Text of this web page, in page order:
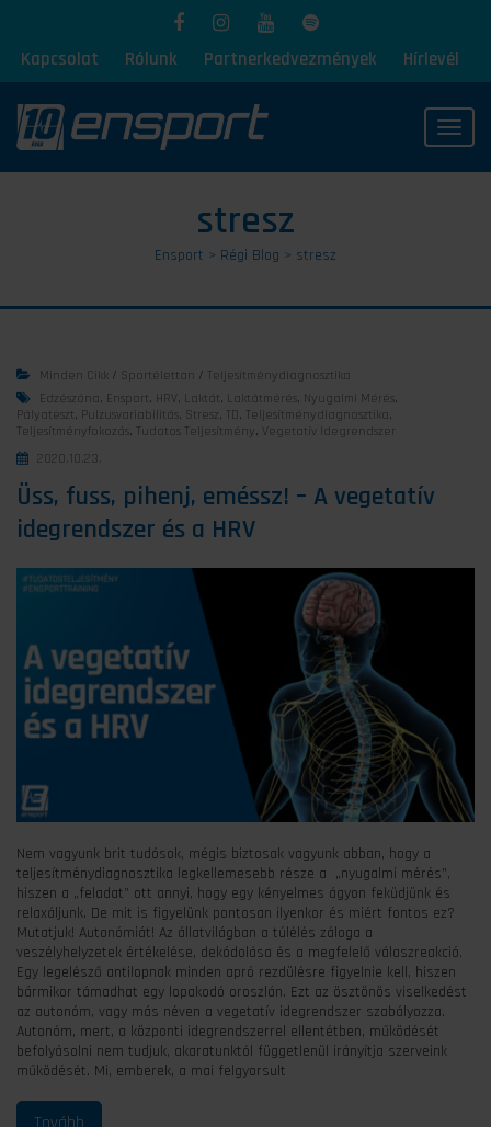
Kapcsolat Rólunk Partnerkedvezmények Hírlevél
stresz
Ensport > Régi Blog > stresz
Minden Cikk / Sportélettan / Teljesítménydiagnosztika
Edzészóna, Ensport , HRV , Laktát , Laktátmérés, Nyugalmi Mérés,
Pályateszt , Pulzusvariabilitás, Stresz, TD , Teljesítménydiagnosztika,
Teljesítményfokozás, Tudatos Teljesítmény,
Vegetatív Idegrendszer
2020.10.23.
Üss, fuss, pihenj, eméssz! – A vegetatív
idegrendszer és a HRV
Nem vagyunk brit tudósok, mégis biztosak vagyunk abban, hogy a
teljesítménydiagnosztika legkellemesebb része a „nyugalmi mérés”,
hiszen a „feladat” ott annyi, hogy egy kényelmes ágyon feküdjünk és
relaxáljunk. De mit is figyelünk pontosan ilyenkor és miért fontos ez?
Mutatjuk! Autonómiát! Az állatvilágban a túlélés záloga a
veszélyhelyzetek értékelése, dekódolása és a megfelelő válaszreakció.
Egy legelésző antilopnak minden apró rezdülésre figyelnie kell, hiszen
bármikor támadhat egy lopakodó oroszlán. Ezt az ösztönös viselkedést
az autonóm, vagy más néven a vegetatív idegrendszer szabályozza.
Autonóm, mert, a központi idegrendszerrel ellentétben, működését
befolyásolni nem tudjuk, akaratunktól függetlenül irányítja szerveink
működését. Mi, emberek, a mai felgyorsult